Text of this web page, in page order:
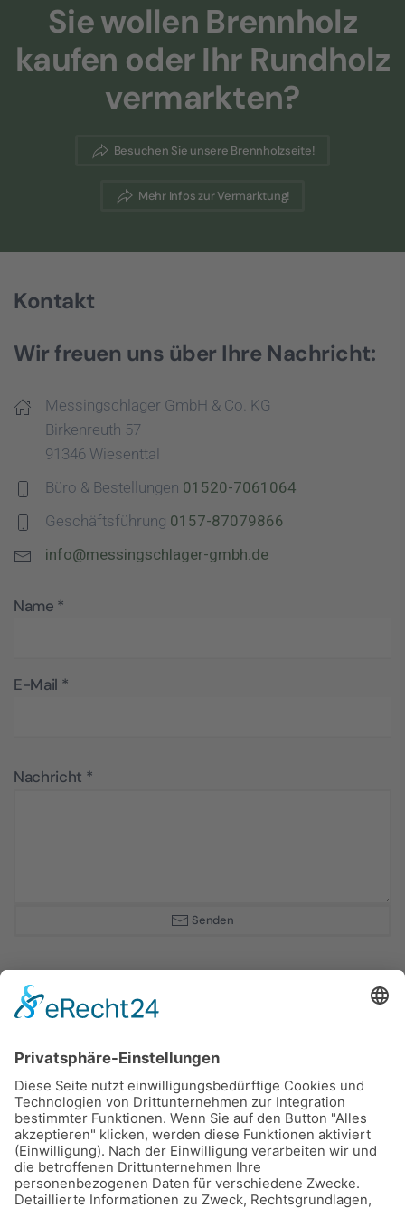
Sie wollen Brennholz
kaufen oder Ihr Rundholz
vermarkten?
Besuchen Sie unsere Brennholzseite!
Mehr Infos zur Vermarktung!
Kontakt
Wir freuen uns über Ihre Nachricht:
Messingschlager GmbH & Co. KG
Birkenreuth 57
91346 Wiesenttal
Büro & Bestellungen 01520-7061064
Geschäftsführung 0157-87079866
info@messingschlager-gmbh.de
Name *
E-Mail *
Nachricht *
Senden
Wir sind froh, mit diesen Partnern
Bayerische Staatsforsten
Coburg/Rothenkirchen